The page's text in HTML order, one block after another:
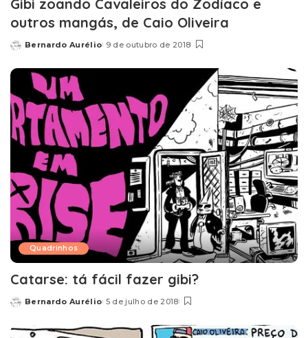
Gibi zoando Cavaleiros do Zodíaco e
outros mangás, de Caio Oliveira
Posted
Bernardo Aurélio 9 de outubro de 2018
Quadrinhos
Catarse: tá fácil fazer gibi?
Posted
Bernardo Aurélio 5 de julho de 2018